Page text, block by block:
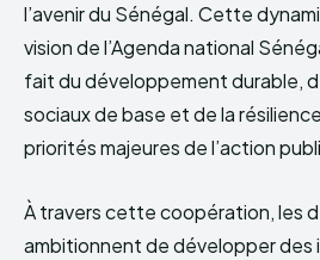
l’avenir du Sénégal. Cette
vision de l’Agenda national
fait du développement durable,
sociaux de base et de la
priorités majeures de l’action
À travers cette coopération, les
ambitionnent de développer des